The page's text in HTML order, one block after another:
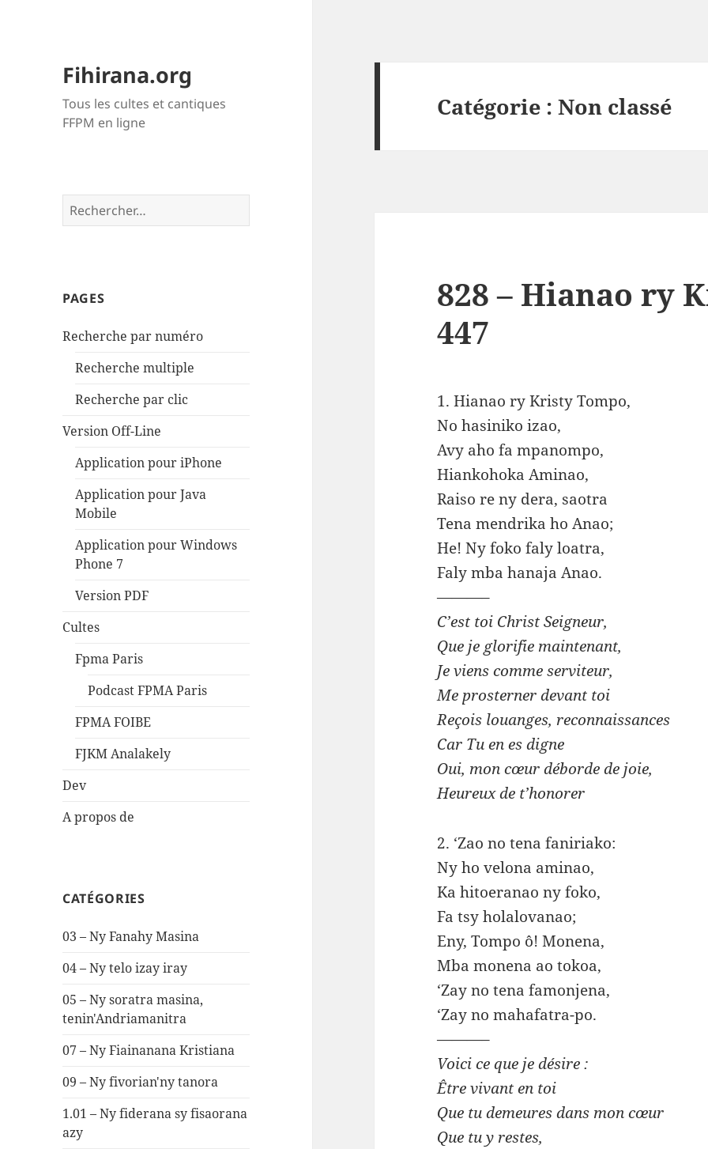
Fihirana.org
Tous les cultes et cantiques
FFPM en ligne
Rechercher :
PAGES
Recherche par numéro
Recherche multiple
Recherche par clic
Version Off-Line
Application pour iPhone
Application pour Java
Mobile
Application pour Windows
Phone 7
Version PDF
Cultes
Fpma Paris
Podcast FPMA Paris
FPMA FOIBE
FJKM Analakely
Dev
A propos de
CATÉGORIES
03 – Ny Fanahy Masina
04 – Ny telo izay iray
05 – Ny soratra masina,
tenin'Andriamanitra
07 – Ny Fiainanana Kristiana
09 – Ny fivorian'ny tanora
1.01 – Ny fiderana sy fisaorana
azy
Catégorie :Non classé
828 – Hianao ry
447
1. Hianao ry Kristy Tompo,
No hasiniko izao,
Avy aho fa mpanompo,
Hiankohoka Aminao,
Raiso re ny dera, saotra
Tena mendrika ho Anao;
He! Ny foko faly loatra,
Faly mba hanaja Anao.
———–
C’est toi Christ Seigneur,
Que je glorifie maintenant,
Je viens comme serviteur,
Me prosterner devant toi
Reçois louanges, reconnaissances
Car Tu en es digne
Oui, mon cœur déborde de joie,
Heureux de t’honorer
2. ‘Zao no tena faniriako:
Ny ho velona aminao,
Ka hitoeranao ny foko,
Fa tsy holalovanao;
Eny, Tompo ô! Monena,
Mba monena ao tokoa,
‘Zay no tena famonjena,
‘Zay no mahafatra-po.
———–
Voici ce que je désire :
Être vivant en toi
Que tu demeures dans mon cœur
Que tu y restes,